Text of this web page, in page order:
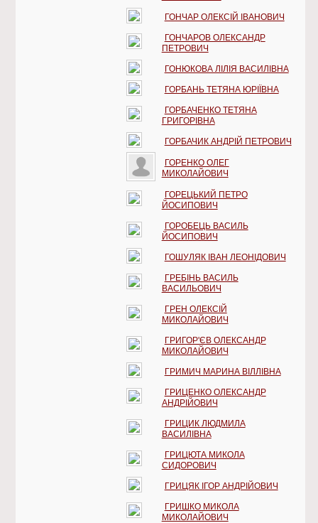
ГОНЧАР ОЛЕКСІЙ ІВАНОВИЧ
ГОНЧАРОВ ОЛЕКСАНДР
ПЕТРОВИЧ
ГОНЮКОВА ЛІЛІЯ ВАСИЛІВНА
ГОРБАНЬ ТЕТЯНА ЮРІЇВНА
ГОРБАЧЕНКО ТЕТЯНА
ГРИГОРІВНА
ГОРБАЧИК АНДРІЙ ПЕТРОВИЧ
ГОРЕНКО ОЛЕГ
МИКОЛАЙОВИЧ
ГОРЕЦЬКИЙ ПЕТРО
ЙОСИПОВИЧ
ГОРОБЕЦЬ ВАСИЛЬ
ЙОСИПОВИЧ
ГОШУЛЯК ІВАН ЛЕОНІДОВИЧ
ГРЕБІНЬ ВАСИЛЬ
ВАСИЛЬОВИЧ
ГРЕН ОЛЕКСІЙ
МИКОЛАЙОВИЧ
ГРИГОР'ЄВ ОЛЕКСАНДР
МИКОЛАЙОВИЧ
ГРИМИЧ МАРИНА ВІЛЛІВНА
ГРИЦЕНКО ОЛЕКСАНДР
АНДРІЙОВИЧ
ГРИЦИК ЛЮДМИЛА
ВАСИЛІВНА
ГРИЦЮТА МИКОЛА
СИДОРОВИЧ
ГРИЦЯК ІГОР АНДРІЙОВИЧ
ГРИШКО МИКОЛА
МИКОЛАЙОВИЧ